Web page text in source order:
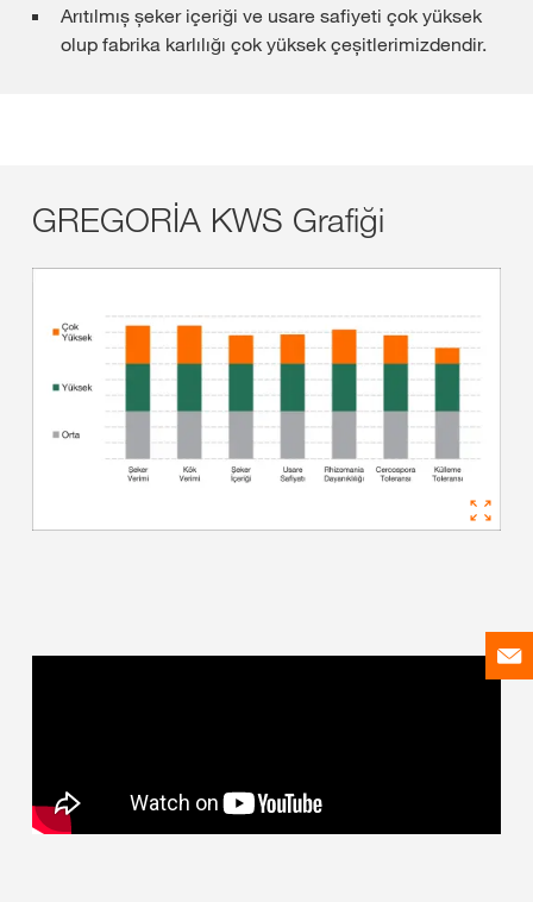
Arıtılmıș șeker içeriği ve usare safiyeti çok yüksek
olup fabrika karlılığı çok yüksek çeșitlerimizdendir.
GREGORİA KWS Grafiği